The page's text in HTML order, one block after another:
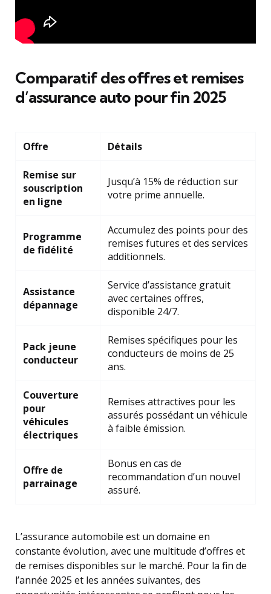
Comparatif des offres et remises
d’assurance auto pour fin 2025
Offre Détails
Remise sur
souscription
en ligne
Jusqu’à 15% de réduction sur
votre prime annuelle.
Programme
de fidélité
Accumulez des points pour des
remises futures et des services
additionnels.
Assistance
dépannage
Service d’assistance gratuit
avec certaines offres,
disponible 24/7.
Pack jeune
conducteur
Remises spécifiques pour les
conducteurs de moins de 25
ans.
Couverture
pour
véhicules
électriques
Remises attractives pour les
assurés possédant un véhicule
à faible émission.
Offre de
parrainage
Bonus en cas de
recommandation d’un nouvel
assuré.
L’assurance automobile est un domaine en
constante évolution, avec une multitude d’offres et
de remises disponibles sur le marché. Pour la fin de
l’année 2025 et les années suivantes, des